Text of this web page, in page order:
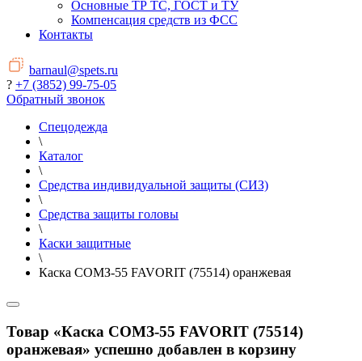
Основные ТР ТС, ГОСТ и ТУ
Компенсация средств из ФСС
Контакты
barnaul@spets.ru
? +7 (3852) 99-75-05
Обратный звонок
Спецодежда
\
Каталог
\
Средства индивидуальной защиты (СИЗ)
\
Средства защиты головы
\
Каски защитные
\
Каска СОМЗ-55 FAVORIT (75514) оранжевая
Товар «Каска СОМЗ-55 FAVORIT (75514)
оранжевая» успешно добавлен в корзину